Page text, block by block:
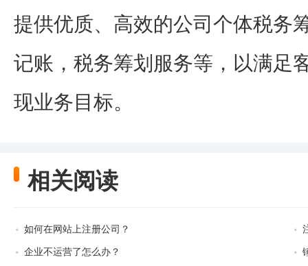
提供优质、高效的公司个体税务
记账，税务筹划服务等，以满足
现业务目标。
相关阅读
如何在网站上注册公司？
企业不运营了怎么办？